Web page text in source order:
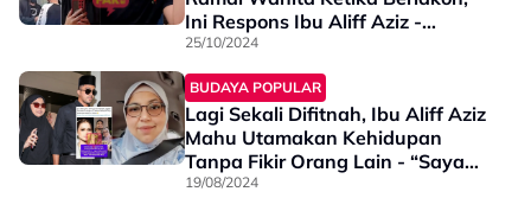
Ini Respons Ibu Aliff Aziz -
“Jangan Pernah Gentar Pada…”
25/10/2024
BUDAYA POPULAR
Lagi Sekali Difitnah, Ibu Aliff Aziz
Mahu Utamakan Kehidupan
Tanpa Fikir Orang Lain - “Saya
Sangat Terhibur Dengan…”
19/08/2024